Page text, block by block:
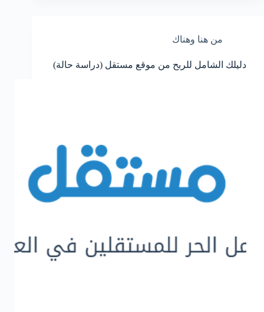
من هنا وهناك
دليلك الشامل للربح من موقع مستقل (دراسة حالة)